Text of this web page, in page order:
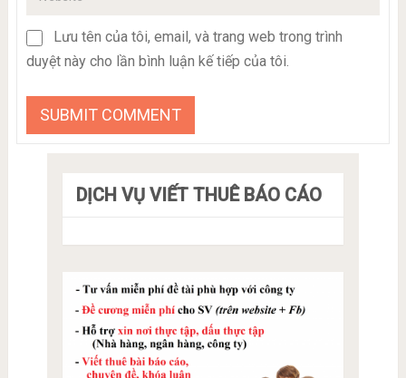
Lưu tên của tôi, email, và trang web trong trình
duyệt này cho lần bình luận kế tiếp của tôi.
DỊCH VỤ VIẾT THUÊ BÁO CÁO